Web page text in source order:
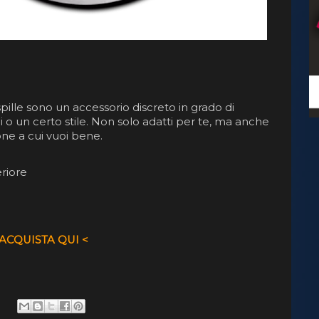
sono un accessorio discreto in grado di
un certo stile. Non solo adatti per te, ma anche
a cui vuoi bene.
QUI <